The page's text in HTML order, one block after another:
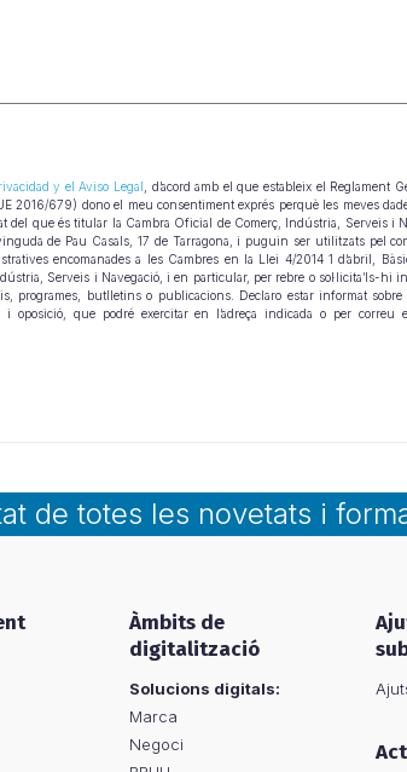
y el Aviso Legal , d’acord amb el que estableix el Reglament
2016/679) dono el meu consentiment exprés perquè les meves
del que és titular la Cambra Oficial de Comerç, Indústria, Serveis i
de Pau Casals, 17 de Tarragona, i puguin ser utilitzats pel
encomanades a les Cambres en la Llei 4/2014 1 d’abril,
Serveis i Navegació, i en particular, per rebre o sol·licita’ls-hi
programes, butlletins o publicacions. Declaro estar informat sobre
i oposició, que podré exercitar en l’adreça indicada o per correu
de totes les novetats i
Àmbits de
digitalització
Solucions digitals:
Marca
Negoci